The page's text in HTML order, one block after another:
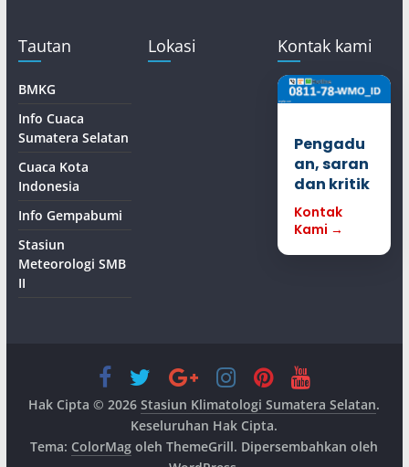
Tautan
BMKG
Info Cuaca
Sumatera Selatan
Cuaca Kota
Indonesia
Info Gempabumi
Stasiun
Meteorologi SMB
II
Lokasi Kontak kami
Pengadu
an, saran
dan kritik
Kontak
Kami →
Hak Cipta © 2026Stasiun Klimatologi Sumatera Selatan.
Keseluruhan Hak Cipta.
Tema: ColorMag oleh ThemeGrill. Dipersembahkan oleh